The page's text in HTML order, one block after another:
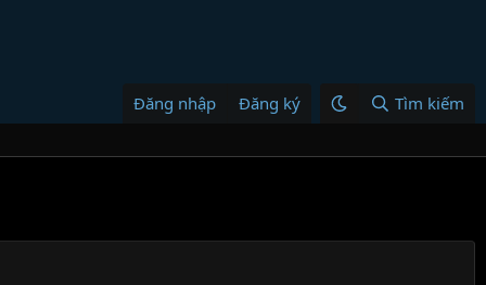
Đăng nhập Đăng ký Tìm kiếm